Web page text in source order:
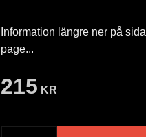
Information längre ner på
page...
215 KR